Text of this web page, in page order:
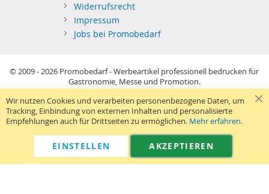
Widerrufsrecht
Impressum
Jobs bei Promobedarf
© 2009 - 2026 Promobedarf - Werbeartikel professionell bedrucken für
Gastronomie, Messe und Promotion.
Kein Privatverkauf: Alle Preise sind Richtpreise und versehen sich als
Aufforderung zur Abgabe eines Angebots.
Sie richten sich nur an gewerblichen Bedarf (§14 BGB) im Sinne der
Preisangabenverordnung und verstehen sich netto zzgl. MwSt. USB-
Sticks: Tagespreise ggf. zzgl. Druckkosten und GEMA.
Standard-Versand erfolgt kostenlos (Deutsches Festland)
040 38 63 12 40 Kontaktformular
Wir nutzen Cookies und verarbeiten personenbezogene Daten, um
Tracking, Einbindung von externen Inhalten und personalisierte
Empfehlungen auch für Drittseiten zu ermöglichen. Mehr erfahren.
AKZEPTIEREN
EINSTELLEN